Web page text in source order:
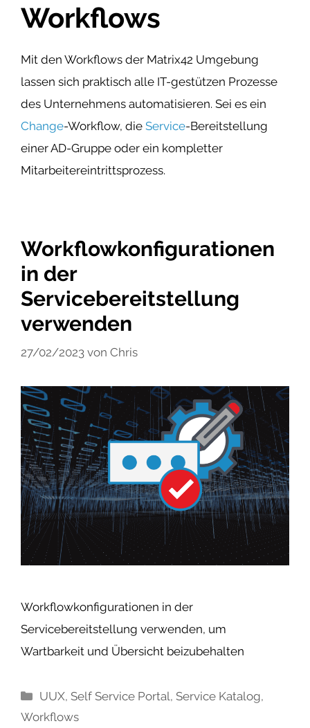
Workflows
Mit den Workflows der Matrix42 Umgebung
lassen sich praktisch alle IT-gestützen Prozesse
des Unternehmens automatisieren. Sei es ein
Change-Workflow, die Service-Bereitstellung
einer AD-Gruppe oder ein kompletter
Mitarbeitereintrittsprozess.
Workflowkonfigurationen
in der
Servicebereitstellung
verwenden
27/02/2023 von Chris
Workflowkonfigurationen in der
Servicebereitstellung verwenden, um
Wartbarkeit und Übersicht beizubehalten
Kategorien
UUX,Self Service Portal,Service Katalog,
Workflows